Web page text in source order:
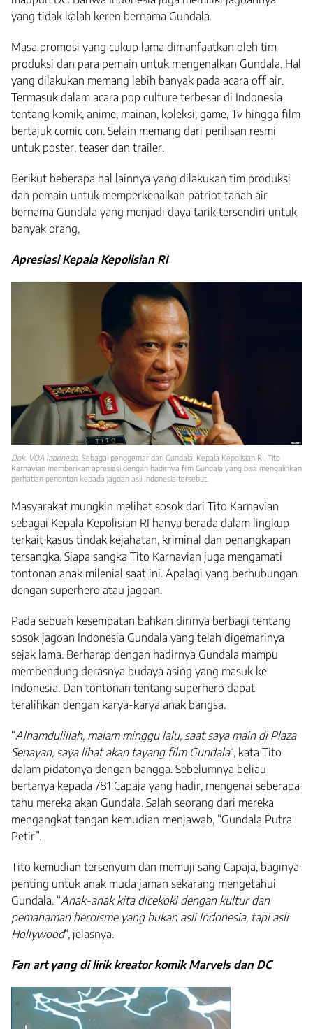
yang tidak kalah keren bernama Gundala.
Masa promosi yang cukup lama dimanfaatkan oleh tim
produksi dan para pemain untuk mengenalkan Gundala. Hal
yang dilakukan memang lebih banyak pada acara off air.
Termasuk dalam acara pop culture terbesar di Indonesia
tentang komik, anime, mainan, koleksi, game, Tv hingga film
bertajuk comic con. Selain memang dari perilisan resmi
untuk poster, teaser dan trailer.
Berikut beberapa hal lainnya yang dilakukan tim produksi
dan pemain untuk memperkenalkan patriot tanah air
bernama Gundala yang menjadi daya tarik tersendiri untuk
banyak orang,
Apresiasi Kepala Kepolisian RI
Dok. VOA Indonesia . Sebagai penggemar dari Gundala, Kepala Kepolisian RI, Tito
Karnavian memberikan apresiasi dengan hadirnya film Gundala yang bisa mengalihkan
perhatian penonton kepada jagoan asli Indonesia tersebut.
Masyarakat mungkin melihat sosok dari Tito Karnavian
sebagai Kepala Kepolisian RI hanya berada dalam lingkup
terkait kasus tindak kejahatan, kriminal dan penangkapan
tersangka. Siapa sangka Tito Karnavian juga mengamati
tontonan anak milenial saat ini. Apalagi yang berhubungan
dengan superhero atau jagoan.
Pada sebuah kesempatan bahkan dirinya berbagi tentang
sosok jagoan Indonesia Gundala yang telah digemarinya
sejak lama. Berharap dengan hadirnya Gundala mampu
membendung derasnya budaya asing yang masuk ke
Indonesia. Dan tontonan tentang superhero dapat
teralihkan dengan karya-karya anak bangsa.
“Alhamdulillah, malam minggu lalu, saat saya main di Plaza
Senayan, saya lihat akan tayang film Gundala“, kata Tito
dalam pidatonya dengan bangga. Sebelumnya beliau
bertanya kepada 781 Capaja yang hadir, mengenai seberapa
tahu mereka akan Gundala. Salah seorang dari mereka
mengangkat tangan kemudian menjawab, “Gundala Putra
Petir”.
Tito kemudian tersenyum dan memuji sang Capaja, baginya
penting untuk anak muda jaman sekarang mengetahui
Gundala. “Anak-anak kita dicekoki dengan kultur dan
pemahaman heroisme yang bukan asli Indonesia, tapi asli
Hollywood“, jelasnya.
Fan art yang di lirik kreator komik Marvels dan DC